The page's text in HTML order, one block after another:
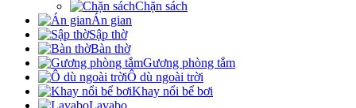
Chặn sách
Án gian
Sập thờ
Bàn thờ
Gương phòng tắm
Ô dù ngoài trời
Khay nổi bể bơi